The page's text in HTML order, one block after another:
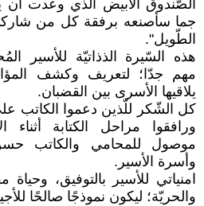
الصّندوق الأبيض الّذي وعدت أن
جما سأصنعه برفقة كل من
الطّويل".
هذه السّيرة الذذاتيّة للأسير
مهم جدّا؛ لتعريف وكشف
يلاقيها الأسرى بين القضبان.
كل الشّكر للّذين دعموا الكاتب على
ورافقوا مراحل الكتابة أثناء
موصول للمحامي والكاتب
وأسرة الأسير.
امنياتي للأسير بالتوفيق،
والحريّة؛ ليكون نموذجًا صالحًا